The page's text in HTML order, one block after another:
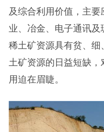
及综合利用价值，主
业、冶金、电子通讯及
稀土矿资源具有贫、
土矿资源的日益短缺，
用迫在眉睫。